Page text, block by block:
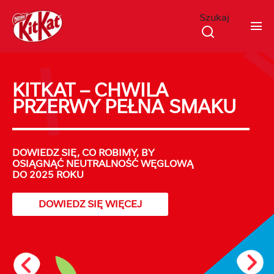
Szukaj
KITKAT – CHWILA
PRZERWY PEŁNA SMAKU
DOWIEDZ SIĘ, CO ROBIMY, BY
OSIĄGNĄĆ NEUTRALNOŚĆ WĘGLOWĄ
DO 2025 ROKU
DOWIEDZ SIĘ WIĘCEJ